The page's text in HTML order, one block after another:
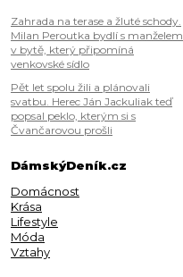
Zahrada na terase a žluté schody.
Milan Peroutka bydlí s manželem
v bytě, který připomíná
venkovské sídlo
Pět let spolu žili a plánovali
svatbu. Herec Ján Jackuliak teď
popsal peklo, kterým si s
Čvančarovou prošli
DámskýDeník.cz
Domácnost
Krása
Lifestyle
Móda
Vztahy